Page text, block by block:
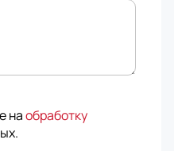
наобработку
.